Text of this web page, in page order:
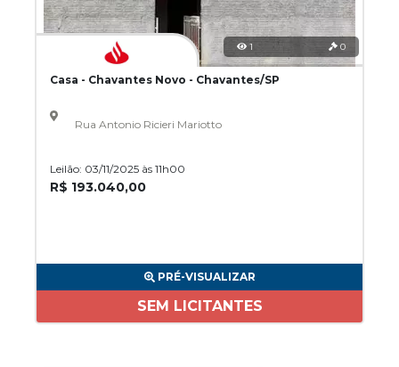
1 0
Casa - Chavantes Novo - Chavantes/SP
Rua Antonio Ricieri Mariotto
Leilão: 03/11/2025 às 11h00
R$ 193.040,00
PRÉ-VISUALIZAR
SEM LICITANTES